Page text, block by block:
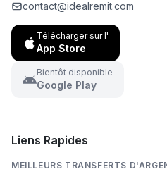
contact@idealremit.com
Télécharger sur l'
App Store
Bientôt disponible
Google Play
Liens Rapides
MEILLEURS TRANSFERTS